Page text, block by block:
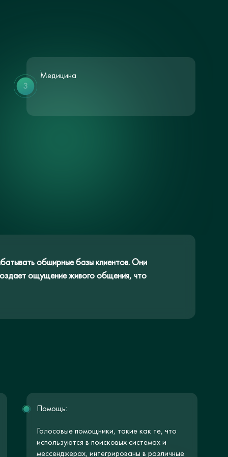
Медицина
3
обширные базы клиентов. Они
ощущение живого общения, что
Помощь:
Голосовые помощники, такие как те, что
используются в поисковых системах и
мессенджерах, интегрированы в различные